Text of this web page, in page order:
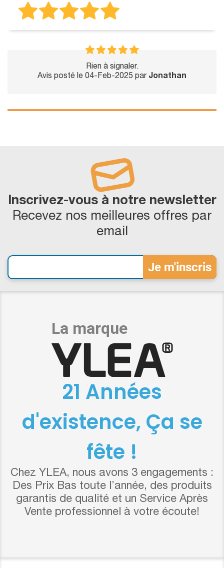
Rien à signaler.
Avis posté le 04-Feb-2025 par Jonathan
Inscrivez-vous à notre newsletter
Recevez nos meilleures offres par
email
21 Années
d'existence, Ça se
fête !
Chez YLEA, nous avons 3 engagements :
Des Prix Bas toute l’année, des produits
garantis de qualité et un Service Après
Vente professionnel à votre écoute!